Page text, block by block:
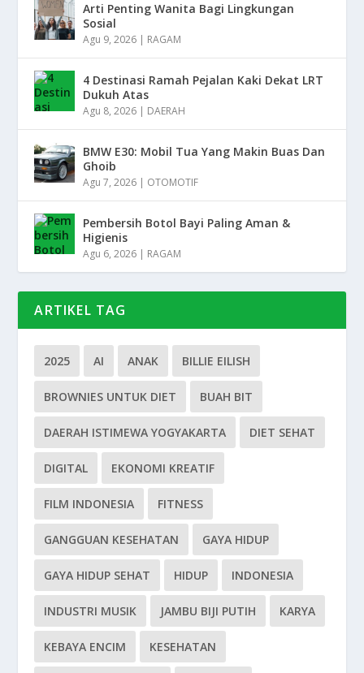
Arti Penting Wanita Bagi Lingkungan
Sosial
Agu 9, 2026 | RAGAM
4 Destinasi Ramah Pejalan Kaki Dekat LRT
Dukuh Atas
Agu 8, 2026 | DAERAH
BMW E30: Mobil Tua Yang Makin Buas Dan
Ghoib
Agu 7, 2026 | OTOMOTIF
Pembersih Botol Bayi Paling Aman &
Higienis
Agu 6, 2026 | RAGAM
ARTIKEL TAG
2025 AI ANAK BILLIE EILISH
BROWNIES UNTUK DIET BUAH BIT
DAERAH ISTIMEWA YOGYAKARTA DIET SEHAT
DIGITAL EKONOMI KREATIF
FILM INDONESIA FITNESS
GANGGUAN KESEHATAN GAYA HIDUP
GAYA HIDUP SEHAT HIDUP INDONESIA
INDUSTRI MUSIK JAMBU BIJI PUTIH KARYA
KEBAYA ENCIM KESEHATAN